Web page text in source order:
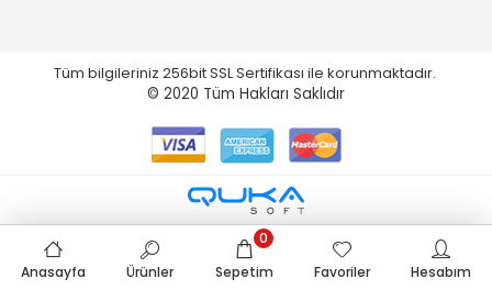
Tüm bilgileriniz 256bit SSL Sertifikası ile korunmaktadır.
© 2020 Tüm Hakları Saklıdır
Anasayfa Ürünler Sepetim
0
Favoriler
Hesabım